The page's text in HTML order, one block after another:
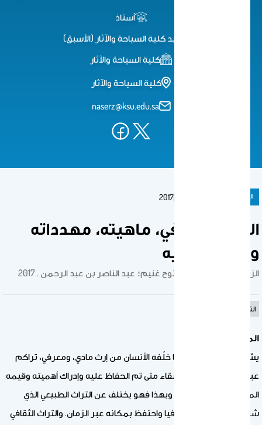
أستاذ
عميد كلية السياحة والآثار (الأسبق)
كلية السياحة والآثار
كلية السياحة والآثار
naserz@ksu.edu.sa
المنشورات 2017
التراث الثقافي، ماهيته، مهدداته
والحفاظ عليه
الزهراني, - محمد أبو الفتوح غنيم؛ عبد الناصر بن عبد الرحمن . 2017
التراث الثقافي
المقدمة
يشكّل التراث الثقافي، ما خلّفه الأنسان من إرث مادي، ومعرفي، تراكم
عبر الزمان، وقادر على البقاء متى تم الحفاظ عليه وإدراك أهميته وقيمه
المختلفة جيلاً بعد جيل. وبهذا فهو يختلف عن التراث الطبيعي الذي
شكلته الطبيعة والجغرافيا واحتفظ بمكانه عبر الزمان. والتراث الثقافي